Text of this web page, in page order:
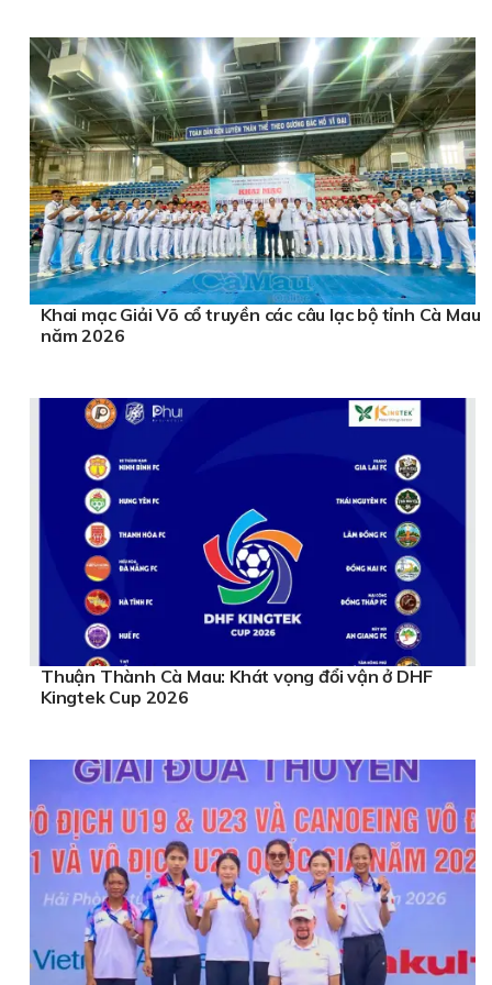
Khai mạc Giải Võ cổ truyền các câu lạc bộ tỉnh Cà Mau
năm 2026
Thuận Thành Cà Mau: Khát vọng đổi vận ở DHF
Kingtek Cup 2026